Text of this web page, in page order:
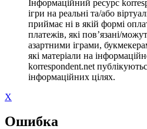
Інформаційний ресурс
ігри на реальні та/або
приймає ні в якій формі
платежів, які пов’язані/
азартними іграми,
які матеріали на
korrespondent.net
інформаційних цілях.
X
Ошибка